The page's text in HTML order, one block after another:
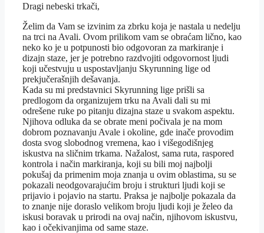
Dragi nebeski trkači,
Želim da Vam se izvinim za zbrku koja je nastala u nedelju
na trci na Avali. Ovom prilikom vam se obraćam lično, kao
neko ko je u potpunosti bio odgovoran za markiranje i
dizajn staze, jer je potrebno razdvojiti odgovornost ljudi
koji učestvuju u uspostavljanju Skyrunning lige od
prekjučerašnjih dešavanja.
Kada su mi predstavnici Skyrunning lige prišli sa
predlogom da organizujem trku na Avali dali su mi
odrešene ruke po pitanju dizajna staze u svakom aspektu.
Njihova odluka da se obrate meni počivala je na mom
dobrom poznavanju Avale i okoline, gde inače provodim
dosta svog slobodnog vremena, kao i višegodišnjeg
iskustva na sličnim trkama. Nažalost, sama ruta, raspored
kontrola i način markiranja, koji su bili moj najbolji
pokušaj da primenim moja znanja u ovim oblastima, su se
pokazali neodgovarajućim broju i strukturi ljudi koji se
prijavio i pojavio na startu. Praksa je najbolje pokazala da
to znanje nije doraslo velikom broju ljudi koji je želeo da
iskusi boravak u prirodi na ovaj način, njihovom iskustvu,
kao i očekivanjima od same staze.